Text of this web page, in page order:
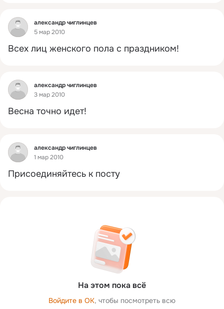
Фид
александр чиглинцев
5 мар 2010
Всех лиц женского пола с праздником!
Фид
александр чиглинцев
3 мар 2010
Весна точно идет!
Фид
александр чиглинцев
1 мар 2010
Присоединяйтесь к посту
На этом пока всё
Войдите в ОК, чтобы посмотреть всю